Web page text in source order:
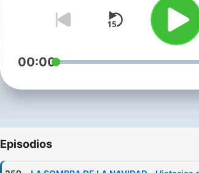
allá de
🔔 Si
00:00
Episodios